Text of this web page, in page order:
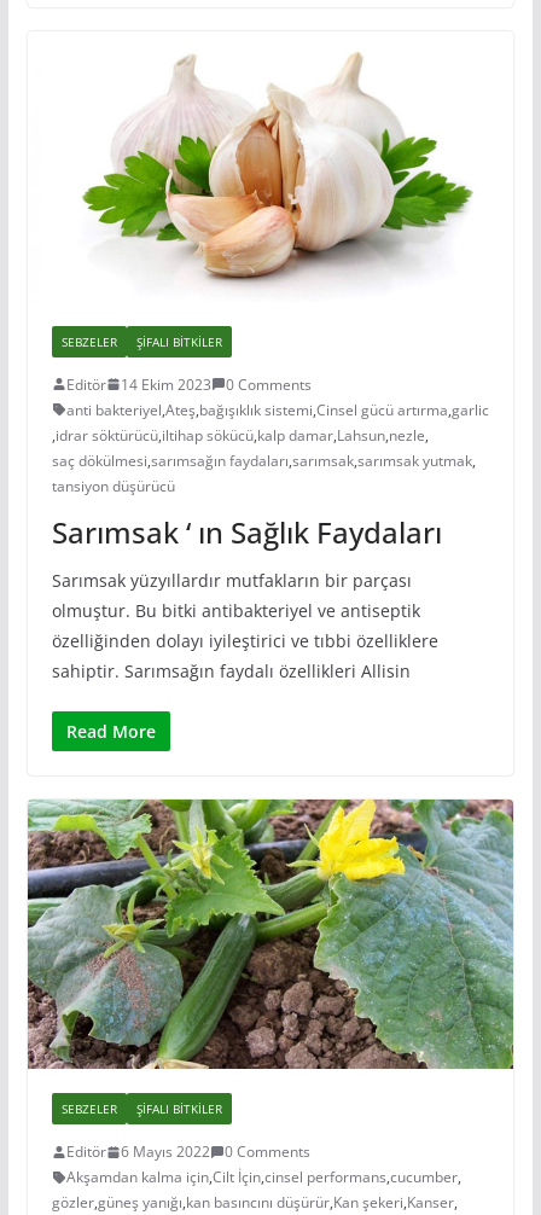
SEBZELER ŞIFALI BITKILER
Editör 14 Ekim 2023
0 Comments
anti bakteriyel,Ateş,bağışıklık sistemi,Cinsel gücü artırma,garlic
,idrar söktürücü,iltihap sökücü,kalp damar,Lahsun,nezle,
saç dökülmesi,sarımsağın faydaları,sarımsak,sarımsak yutmak,
tansiyon düşürücü
Sarımsak ‘ ın Sağlık Faydaları
Sarımsak yüzyıllardır mutfakların bir parçası
olmuştur. Bu bitki antibakteriyel ve antiseptik
özelliğinden dolayı iyileştirici ve tıbbi özelliklere
sahiptir. Sarımsağın faydalı özellikleri Allisin
Read More
SEBZELER ŞIFALI BITKILER
Editör 6 Mayıs 2022
0 Comments
Akşamdan kalma için,Cilt İçin,cinsel performans,cucumber,
gözler,güneş yanığı,kan basıncını düşürür,Kan şekeri,Kanser,